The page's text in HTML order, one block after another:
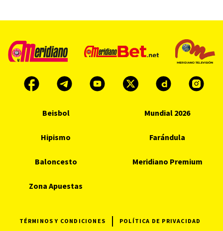
Beisbol Mundial 2026
Hipismo Farándula
Baloncesto Meridiano Premium
Zona Apuestas
TÉRMINOS Y CONDICIONES POLÍTICA DE PRIVACIDAD